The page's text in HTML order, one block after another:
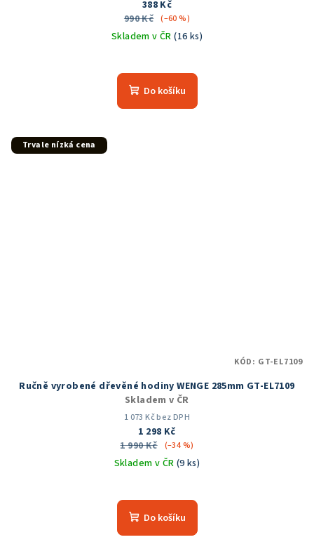
388 Kč
990 Kč (–60 %)
Skladem v ČR(16 ks)
Do košíku
Trvale nízká cena
Ručně vyrobené dřevěné hodiny WENGE 285mm GT-EL7109
Skladem v ČR
1 073 Kč bez DPH
1 298 Kč
1 990 Kč
(–34 %)
Skladem v ČR (9 ks)
hodnocení
produktu
Do košíku
KÓD: GT-EL7109